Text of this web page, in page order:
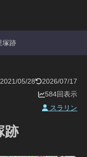
塚跡
2021/05/28
2026/07/17
584回表示
スラリン
跡